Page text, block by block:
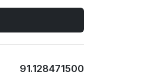
91.128471500